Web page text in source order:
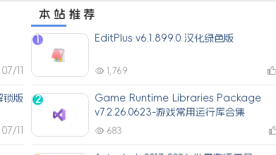
07/11
锁版
07/11
本站推荐
EditPlus v6.1.899.0 汉化绿色版
1,769
2
Game Runtime Libraries Package
v7.2.26.0623-游戏常用运行库合集
683